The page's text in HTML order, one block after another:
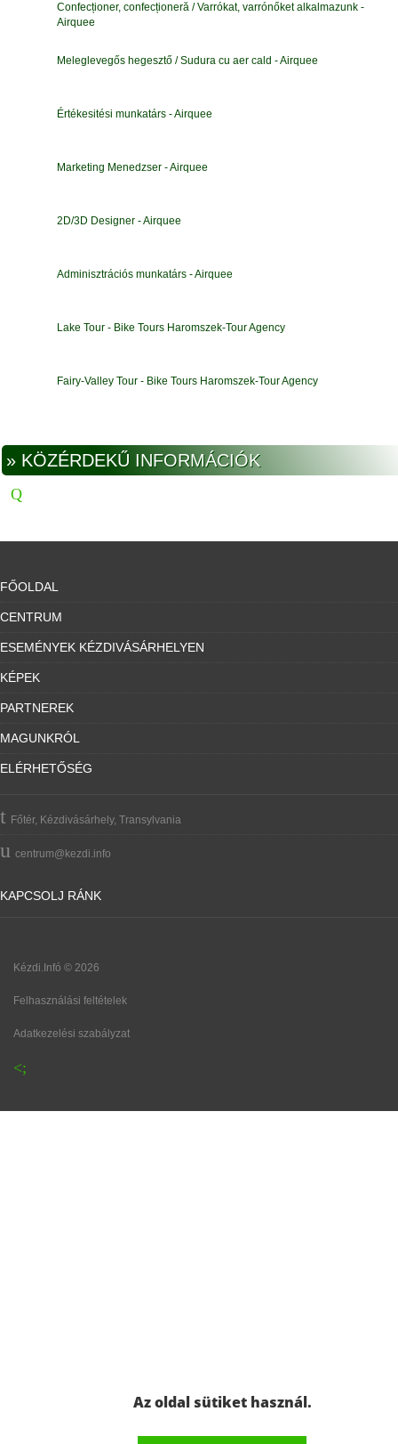
Confecționer, confecționeră / Varrókat, varrónőket alkalmazunk -
Airquee
Meleglevegős hegesztő / Sudura cu aer cald - Airquee
Értékesitési munkatárs - Airquee
Marketing Menedzser - Airquee
2D/3D Designer - Airquee
Adminisztrációs munkatárs - Airquee
Lake Tour - Bike Tours Haromszek-Tour Agency
Fairy-Valley Tour - Bike Tours Haromszek-Tour Agency
» KÖZÉRDEKŰ INFORMÁCIÓK
FŐOLDAL
CENTRUM
ESEMÉNYEK KÉZDIVÁSÁRHELYEN
KÉPEK
PARTNEREK
MAGUNKRÓL
ELÉRHETŐSÉG
Főtér, Kézdivásárhely, Transylvania
centrum@kezdi.info
KAPCSOLJ RÁNK
Kézdi.Infó © 2026
Felhasználási feltételek
Adatkezelési szabályzat
Az oldal sütiket használ.